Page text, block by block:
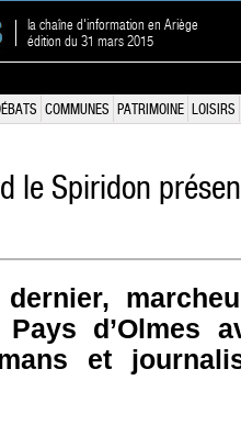
la chaîne d'information en Ariège
édition du 31 mars 2015
COMMUNES PATRIMOINE LOISIRS
le Spiridon
d’Olmes
et